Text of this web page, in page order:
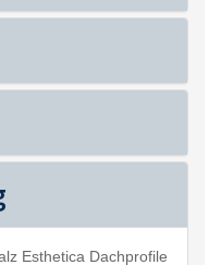
Esthetica Dachprofile